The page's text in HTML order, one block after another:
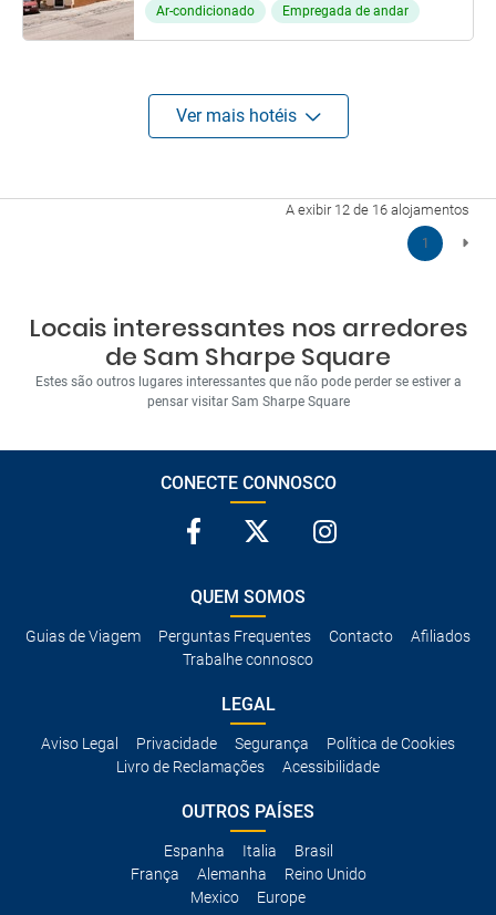
Ar-condicionado Empregada de andar
Ver mais hotéis
A exibir 12 de 16 alojamentos
1
Locais interessantes nos arredores
de Sam Sharpe Square
Estes são outros lugares interessantes que não pode perder se estiver a
pensar visitar Sam Sharpe Square
CONECTE CONNOSCO
QUEM SOMOS
Guias de Viagem Perguntas Frequentes Contacto
Afiliados
Trabalhe connosco
LEGAL
Aviso Legal Privacidade Segurança
Política de Cookies
Livro de Reclamações
Acessibilidade
OUTROS PAÍSES
Espanha Italia
Brasil
França
Alemanha
Reino Unido
Mexico
Europe